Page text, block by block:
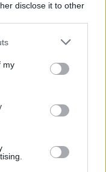
disclose it to other
my